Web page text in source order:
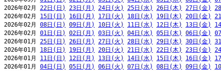
2026年02月 22日(日) 23日(月) 24日(火) 25日(水) 26日(木) 27日(金)
2026年02月 15日(日) 16日(月) 17日(火) 18日(水) 19日(木) 20日(金)
2026年02月 08日(日) 09日(月) 10日(火) 11日(水) 12日(木) 13日(金)
2026年02月 01日(日) 02日(月) 03日(火) 04日(水) 05日(木) 06日(金)
2026年01月 25日(日) 26日(月) 27日(火) 28日(水) 29日(木) 30日(金)
2026年01月 18日(日) 19日(月) 20日(火) 21日(水) 22日(木) 23日(金)
2026年01月 11日(日) 12日(月) 13日(火) 14日(水) 15日(木) 16日(金)
2026年01月 04日(日) 05日(月) 06日(火) 07日(水) 08日(木) 09日(金)